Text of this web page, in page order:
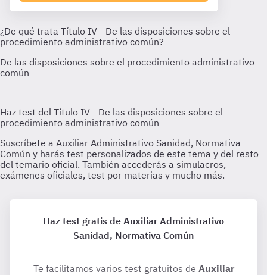
Haz test gratis de Auxiliar Administrativo
Sanidad, Normativa Común
Te facilitamos varios test gratuitos de Auxiliar